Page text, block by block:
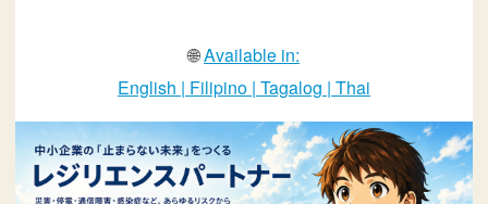
🌐Available in:
English | Filipino | Tagalog | Thai